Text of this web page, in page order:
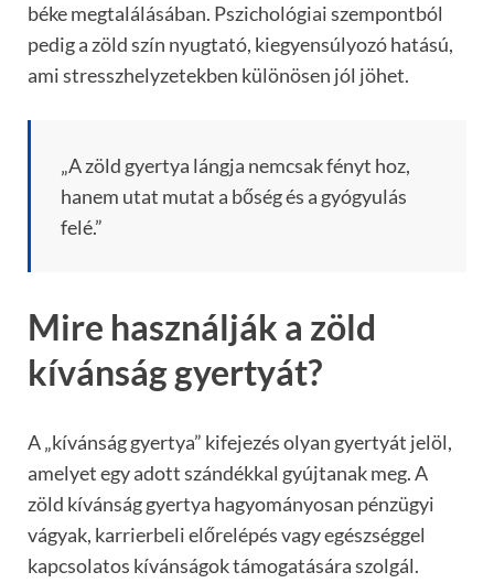
béke megtalálásában. Pszichológiai szempontból
pedig a zöld szín nyugtató, kiegyensúlyozó hatású,
ami stresszhelyzetekben különösen jól jöhet.
„A zöld gyertya lángja nemcsak fényt hoz,
hanem utat mutat a bőség és a gyógyulás
felé.”
Mire használják a zöld
kívánság gyertyát?
A „kívánság gyertya” kifejezés olyan gyertyát jelöl,
amelyet egy adott szándékkal gyújtanak meg. A
zöld kívánság gyertya hagyományosan pénzügyi
vágyak, karrierbeli előrelépés vagy egészséggel
kapcsolatos kívánságok támogatására szolgál.